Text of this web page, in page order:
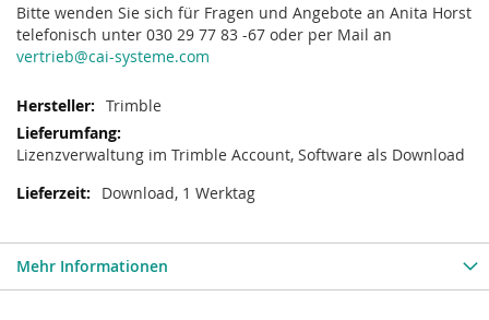
Bitte wenden Sie sich für Fragen und Angebote an Anita Horst
telefonisch unter 030 29 77 83 -67 oder per Mail an
vertrieb@cai-systeme.com
Trimble
Lizenzverwaltung im Trimble Account, Software als Download
Download, 1 Werktag
Mehr Informationen